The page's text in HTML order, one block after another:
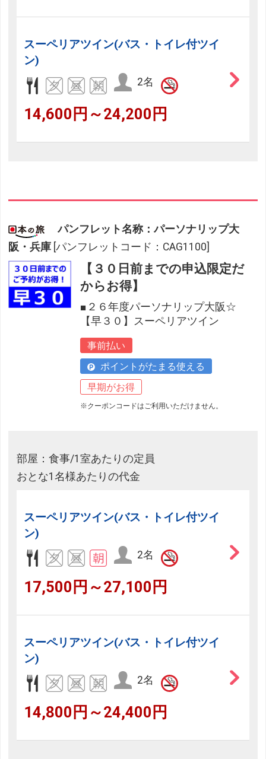
スーペリアツイン(バス・トイレ付ツイ
ン)
2名
14,600円～24,200円
パンフレット名称：パーソナリップ大
阪・兵庫 [パンフレットコード：CAG1100]
【３０日前までの申込限定だ
からお得】
■２６年度パーソナリップ大阪☆
【早３０】スーペリアツイン
事前払い
ポイントがたまる使える
早期がお得
※クーポンコードはご利用いただけません。
部屋：食事/1室あたりの定員
おとな1名様あたりの代金
スーペリアツイン(バス・トイレ付ツイ
ン)
2名
17,500円～27,100円
スーペリアツイン(バス・トイレ付ツイ
ン)
2名
14,800円～24,400円